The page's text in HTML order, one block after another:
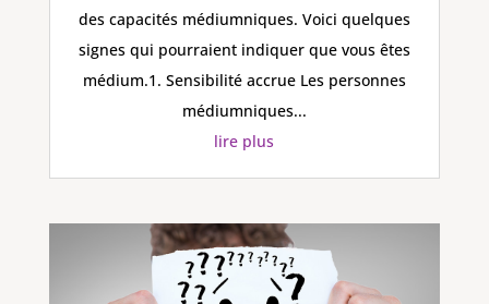
des capacités médiumniques. Voici quelques
signes qui pourraient indiquer que vous êtes
médium.1. Sensibilité accrue Les personnes
médiumniques...
lire plus